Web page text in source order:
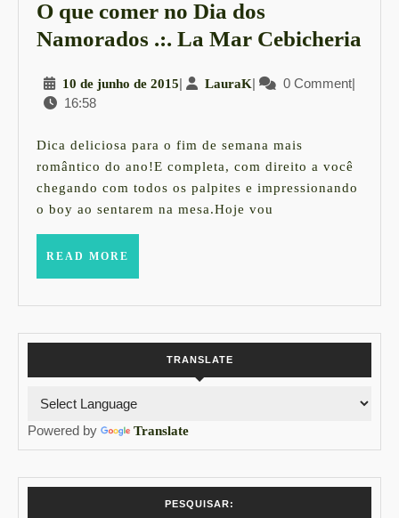
O que comer no Dia dos
Namorados .:. La Mar Cebicheria
10 de junho de 201510
de
2015
| LauraKLauraK
| 0 Comment|
16:58
Dica deliciosa para o fim de semana mais
romântico do ano!E completa, com direito a você
chegando com todos os palpites e impressionando
o boy ao sentarem na mesa.Hoje vou
READ MORE
TRANSLATE
Powered by Translate
PESQUISAR: